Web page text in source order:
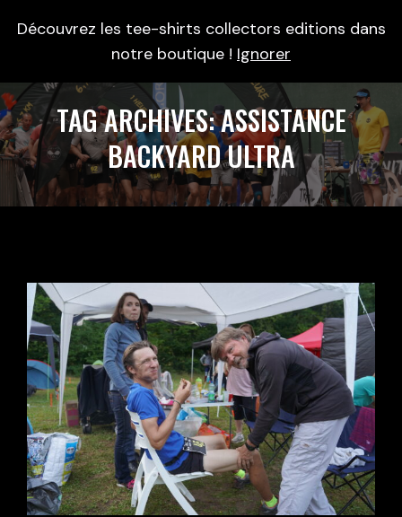
Découvrez les tee-shirts collectors editions dans
notre boutique ! Ignorer
0
TAG ARCHIVES:ASSISTANCE
BACKYARD ULTRA